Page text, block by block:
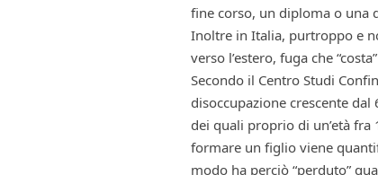
fine corso, un diploma o una
Inoltre in Italia, purtroppo e
verso l’estero, fuga che
Secondo il Centro Studi
disoccupazione crescente
dei quali proprio di un’età fra
formare un figlio viene
modo ha perciò “perduto”